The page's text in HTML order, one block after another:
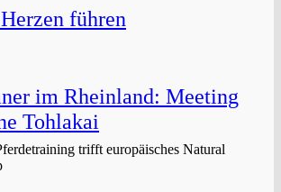
führen
im Rheinland: Meeting
Tohlakai
trifft europäisches Natural